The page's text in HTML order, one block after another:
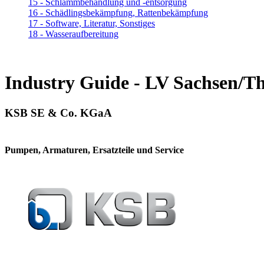
16 - Schädlingsbekämpfung, Rattenbekämpfung
17 - Software, Literatur, Sonstiges
18 - Wasseraufbereitung
Industry Guide - LV Sachsen/
KSB SE & Co. KGaA
Pumpen, Armaturen, Ersatzteile und Service